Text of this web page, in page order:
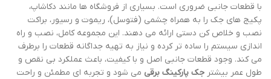
با قطعات جانبی ضروری است. بسیاری از فروشگاه ها مانند دکاشاپ،
پکیج های جک را به همراه چشمی (فتوسل)، ریموت و رسیور، براکت
نصب و خلاص کن دستی ارائه می دهند. این مجموعه کامل، نصب و راه
اندازی سیستم را ساده تر کرده و نیاز به تهیه جداگانه قطعات را برطرف
می کند. وجود قطعات جانبی اصل و با کیفیت، باعث عملکرد بی نقص و
طول عمر بیشتر جک پارکینگ برقی می شود و تجربه ای مطمئن و راحت